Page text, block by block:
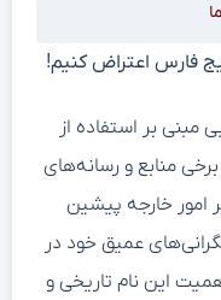
فارس اعتراض کنیم!
مبنی بر استفاده از
منابع و رسانه‌های
امور خارجه پیشین
عمیق خود در
این نام تاریخی و